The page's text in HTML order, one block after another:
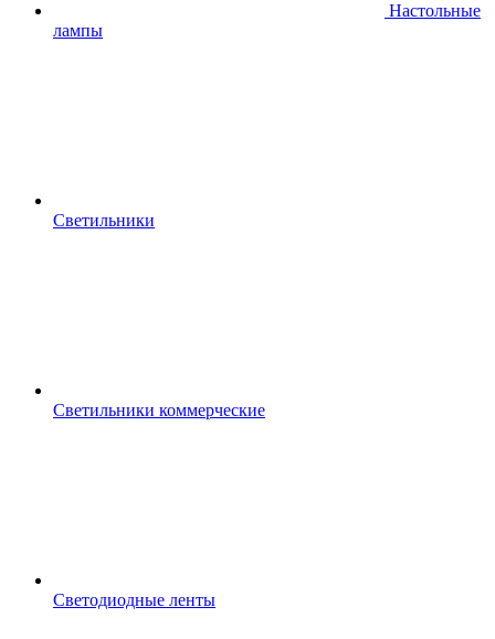
Настольные
лампы
Светильники
Светильники коммерческие
Светодиодные ленты